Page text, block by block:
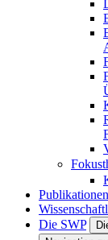
Publikationen
Die SWP